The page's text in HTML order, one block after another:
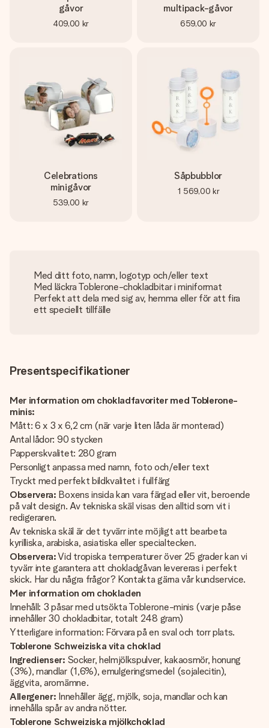
gåvor
409,00 kr
multipack-gåvor
659,00 kr
Celebrations
minigåvor
539,00 kr
Såpbubblor
1 569,00 kr
Med ditt foto, namn, logotyp och/eller text
Med läckra Toblerone-chokladbitar i miniformat
Perfekt att dela med sig av, hemma eller för att fira
ett speciellt tillfälle
Presentspecifikationer
Mer information om chokladfavoriter med Toblerone-
minis:
Mått: 6 x 3 x 6,2 cm (när varje liten låda är monterad)
Antal lådor: 90 stycken
Papperskvalitet: 280 gram
Personligt anpassa med namn, foto och/eller text
Tryckt med perfekt bildkvalitet i fullfärg
Observera: Boxens insida kan vara färgad eller vit, beroende
på valt design. Av tekniska skäl visas den alltid som vit i
redigeraren.
Av tekniska skäl är det tyvärr inte möjligt att bearbeta
kyrilliska, arabiska, asiatiska eller specialtecken.
Observera:Vid tropiska temperaturer över 25 grader kan vi
tyvärr inte garantera att chokladgåvan levereras i perfekt
skick. Har du några frågor? Kontakta gärna vår kundservice.
Mer information om chokladen
Innehåll: 3 påsar med utsökta Toblerone-minis (varje påse
innehåller 30 chokladbitar, totalt 248 gram)
Ytterligare information: Förvara på en sval och torr plats.
Toblerone Schweiziska vita choklad
Ingredienser: Socker, helmjölkspulver, kakaosmör, honung
(3%), mandlar (1,6%), emulgeringsmedel (sojalecitin),
äggvita, aromämne.
Allergener: Innehåller ägg, mjölk, soja, mandlar och kan
innehålla spår av andra nötter.
Toblerone Schweiziska mjölkchoklad